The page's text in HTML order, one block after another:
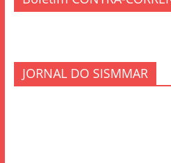
JORNAL DO SISMMAR